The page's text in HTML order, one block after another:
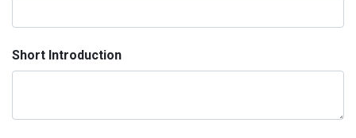
Short Introduction